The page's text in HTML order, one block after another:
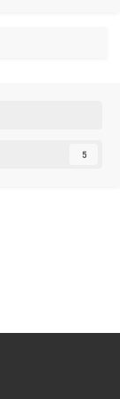
5